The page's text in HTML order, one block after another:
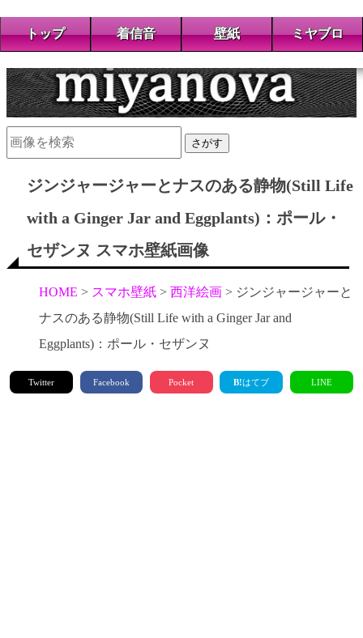
トップ 着信音 壁紙 ミヤブロ
さがす
ジンジャージャーとナスのある静物(Still Life
with a Ginger Jar and Eggplants)：ポール・
セザンヌ スマホ壁紙画像
HOME スマホ壁紙 西洋絵画
ジンジャージャーと
ナスのある静物(Still Life with a Ginger Jar and
Eggplants)：ポール・セザンヌ
Twitter Facebook Pocket B!はてブ LINE